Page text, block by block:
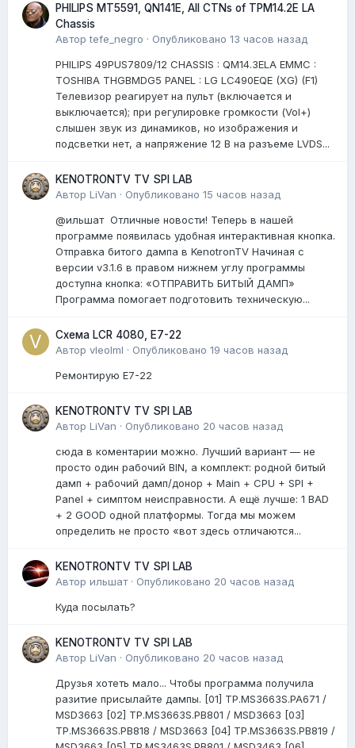
PHILIPS MT5591, QN141E, All CTNs of TPM14.2E LA
Chassis
Авторtefe_negro · Опубликовано 13 часов назад
PHILIPS 49PUS7809/12 CHASSIS : QM14.3ELA EMMC :
TOSHIBA THGBMDG5 PANEL : LG LC490EQE (XG) (F1)
Телевизор реагирует на пульт (включается и
выключается); при регулировке громкости (Vol+)
слышен звук из динамиков, но изображения и
подсветки нет, а напряжение 12 В на разъеме LVDS...
KENOTRONTV TV SPI LAB
Автор LiVan · Опубликовано 15 часов назад
@ильшат Отличные новости! Теперь в нашей
программе появилась удобная интерактивная кнопка.
Отправка битого дампа в KenotronTV Начиная с
версии v3.1.6 в правом нижнем углу программы
доступна кнопка: «ОТПРАВИТЬ БИТЫЙ ДАМП»
Программа помогает подготовить техническую...
Схема LCR 4080, E7-22
Автор vleolml · Опубликовано 19 часов назад
Ремонтирую E7-22
KENOTRONTV TV SPI LAB
Автор LiVan · Опубликовано 20 часов назад
сюда в коментарии можно. Лучший вариант — не
просто один рабочий BIN, а комплект: родной битый
дамп + рабочий дамп/донор + Main + CPU + SPI +
Panel + симптом неисправности. А ещё лучше: 1 BAD
+ 2 GOOD одной платформы. Тогда мы можем
определить не просто «вот здесь отличаются...
KENOTRONTV TV SPI LAB
Автор ильшат· Опубликовано 20 часов назад
Куда посылать?
KENOTRONTV TV SPI LAB
Автор LiVan · Опубликовано 20 часов назад
Друзья хотеть мало... Чтобы программа получила
разитие присылайте дампы. [01] TP.MS3663S.PA671 /
MSD3663 [02] TP.MS3663S.PB801 / MSD3663 [03]
TP.MS3663S.PB818 / MSD3663 [04] TP.MS3663S.PB819 /